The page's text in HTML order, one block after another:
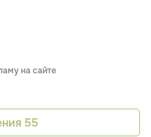
на сайте
55